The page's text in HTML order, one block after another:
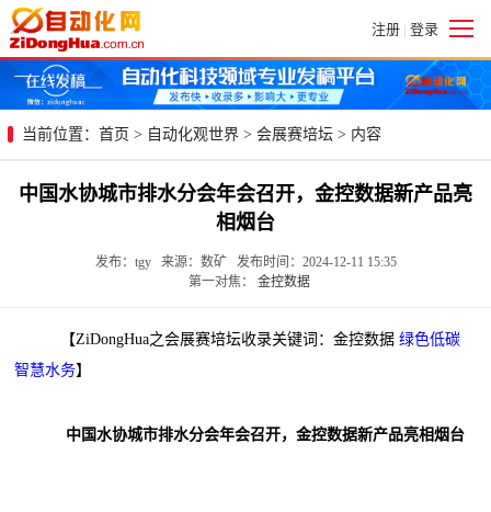
注册 | 登录
当前位置： 首页 > 自动化观世界 > 会展赛培坛 > 内容
中国水协城市排水分会年会召开，金控数据新产品亮
相烟台
发布：tgy 来源：数矿 发布时间：2024-12-11 15:35
第一对焦： 金控数据
【ZiDongHua之会展赛培坛收录关键词：金控数据绿色低碳
智慧水务】
中国水协城市排水分会年会召开，金控数据新产品亮相烟台